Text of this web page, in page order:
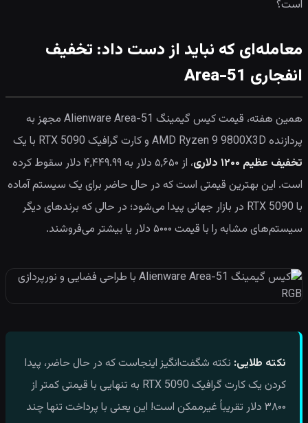
است؟
معامله‌ای که نباید از دست داد: تخفیف
انفجاری Area-51
همین هفته، قیمت کیس گیمینگ Alienware Area-51 مجهز به
پردازنده AMD Ryzen 9 9800X3D و کارت گرافیک RTX 5090 با یک
تخفیف عظیم ۱۲۰۰ دلاری
، از ۵,۶۵۰ دلار به ۴,۴۴۹.۹۹ دلار سقوط کرده
است. این بهترین قیمتی است که در حال حاضر برای یک سیستم آماده
با RTX 5090 در بازار جهانی پیدا می‌شود؛ در حالی که برندهای دیگر
سیستم‌های مشابه را با قیمت ۵۰۰۰ دلار یا بیشتر می‌فروشند.
نکته طلایی: نکته شگفت‌انگیز اینجاست که در حال حاضر، پیدا
کردن یک کارت گرافیک RTX 5090 به تنهایی با قیمتی کمتر از
۳۸۰۰ دلار تقریباً غیرممکن است! این یعنی با پرداخت تنها چند